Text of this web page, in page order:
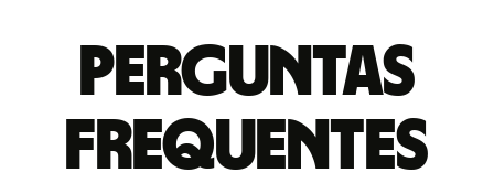
Perguntas
frequentes